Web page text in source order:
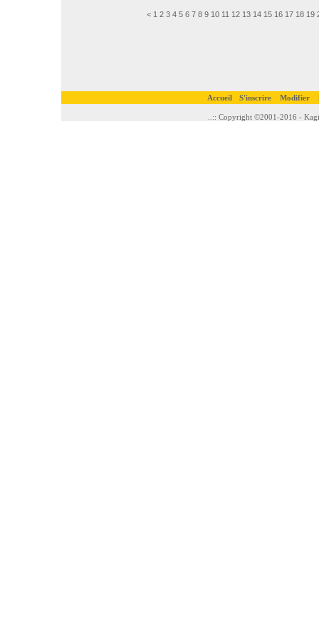
< 1 2 3 4 5 6 7 8 9 10 11 12 13 14 15 16 17 18 19
Accueil S'inscrire Modifier
..:: Copyright ©2001-2016 -